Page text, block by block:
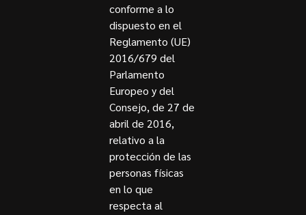
conforme a lo
dispuesto en el
Reglamento (UE)
2016/679 del
Parlamento
Europeo y del
Consejo, de 27 de
abril de 2016,
relativo a la
protección de las
personas físicas
en lo que
respecta al